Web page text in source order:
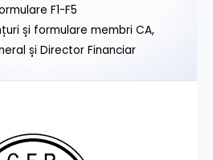
F1-F5
și formulare membri CA,
și Director Financiar